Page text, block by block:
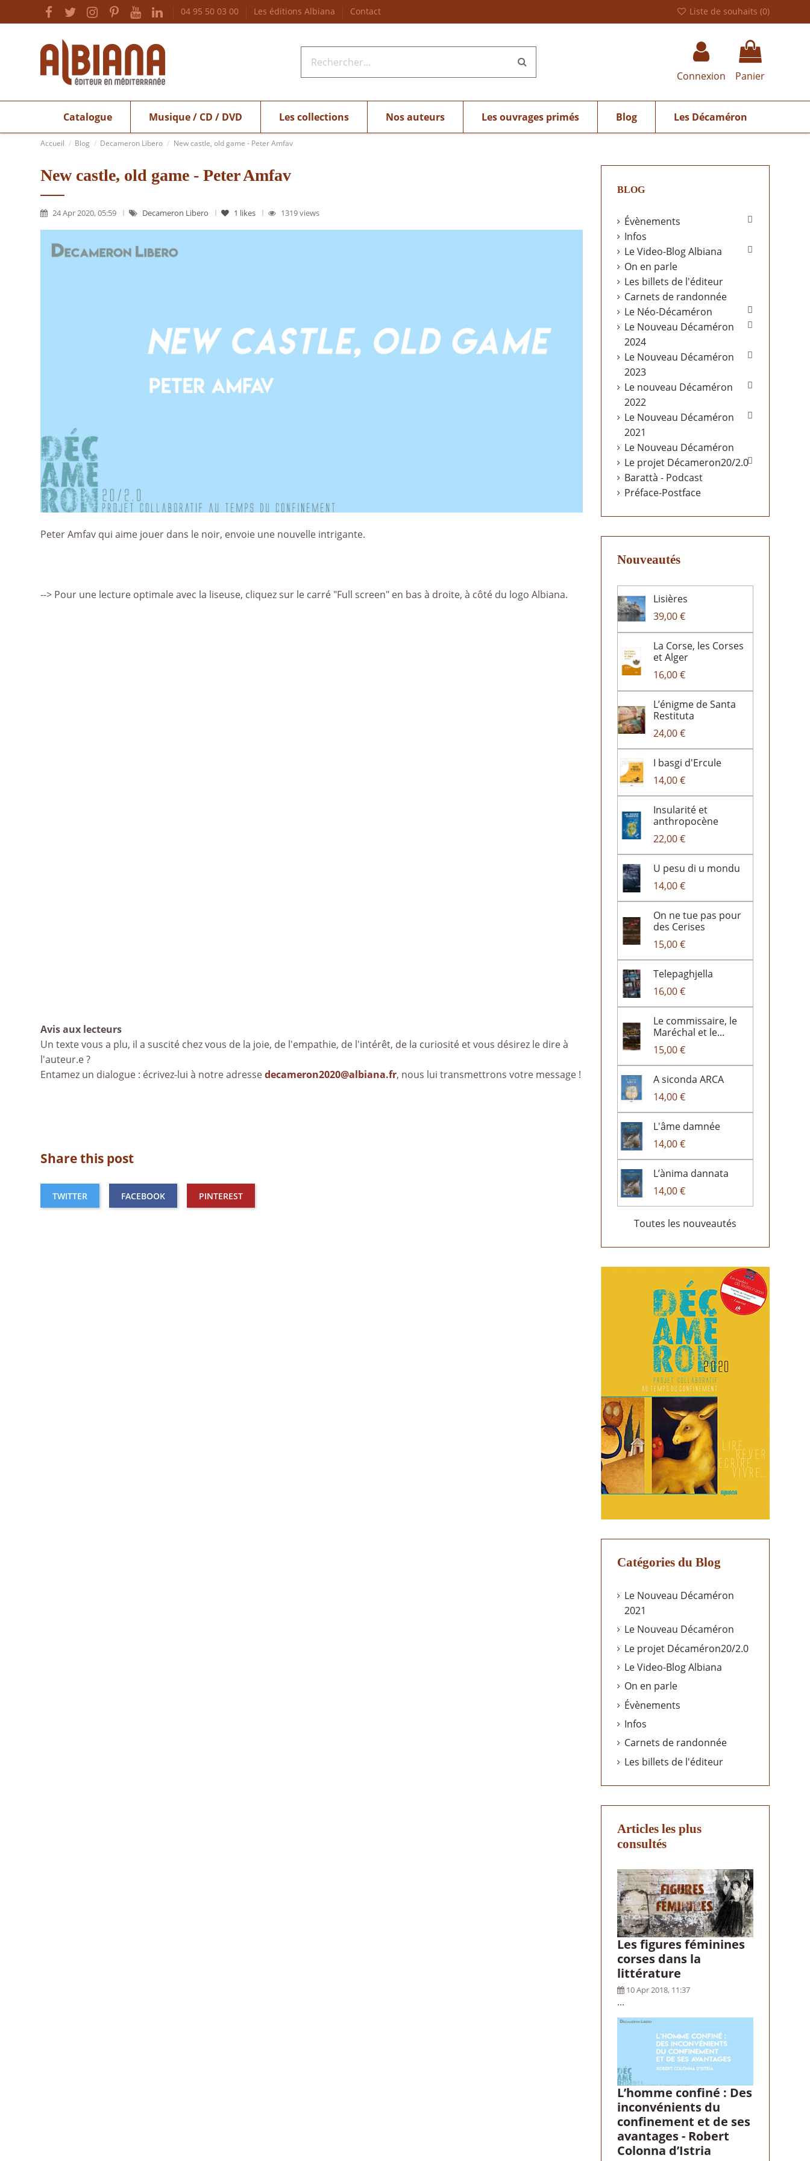
04 95 50 03 00 Les éditions Albiana Contact Liste de souhaits (0)
Connexion Panier
Catalogue Musique / CD / DVD Les collections Nos auteurs Les ouvrages primés Blog Les Décaméron
Accueil Blog Decameron Libero New castle, old game - Peter Amfav
New castle, old game - Peter Amfav
24 Apr 2020, 05:59 Decameron Libero 1 likes 1319 views
Peter Amfav qui aime jouer dans le noir, envoie une nouvelle intrigante.
--> Pour une lecture optimale avec la liseuse, cliquez sur le carré "Full screen" en bas à droite, à côté du logo Albiana.
Avis aux lecteurs
Un texte vous a plu, il a suscité chez vous de la joie, de l'empathie, de l'intérêt, de la curiosité et vous désirez le dire à
l'auteur.e ?
Entamez un dialogue : écrivez-lui à notre adressedecameron2020@albiana.fr, nous lui transmettrons votre message !
Share this post
TWITTER FACEBOOK PINTEREST
BLOG
Évènements 
Infos
Le Video-Blog Albiana

On en parle
Les billets de l'éditeur
Carnets de randonnée
Le Néo-Décaméron

Le Nouveau Décaméron
2024

Le Nouveau Décaméron
2023

Le nouveau Décaméron
2022

Le Nouveau Décaméron
2021

Le Nouveau Décaméron
Le projet Décameron20/2.0
Barattà - Podcast
Préface-Postface
Nouveautés
Lisières
39,00 €
La Corse, les Corses
et Alger
16,00 €
L’énigme de Santa
Restituta
24,00 €
I basgi d'Ercule
14,00 €
Insularité et
anthropocène
22,00 €
U pesu di u mondu
14,00 €
On ne tue pas pour
des Cerises
15,00 €
Telepaghjella
16,00 €
Le commissaire, le
Maréchal et le...
15,00 €
A siconda ARCA
14,00 €
L'âme damnée
14,00 €
L’ànima dannata
14,00 €
Toutes les nouveautés
Catégories du Blog
Le Nouveau Décaméron
2021
Le Nouveau Décaméron
Le projet Décaméron20/2.0
Le Video-Blog Albiana
On en parle
Évènements
Infos
Carnets de randonnée
Les billets de l'éditeur
Articles les plus
consultés
Les figures féminines
corses dans la
littérature
10 Apr 2018, 11:37
...
L’homme confiné : Des
inconvénients du
confinement et de ses
avantages - Robert
Colonna d’Istria